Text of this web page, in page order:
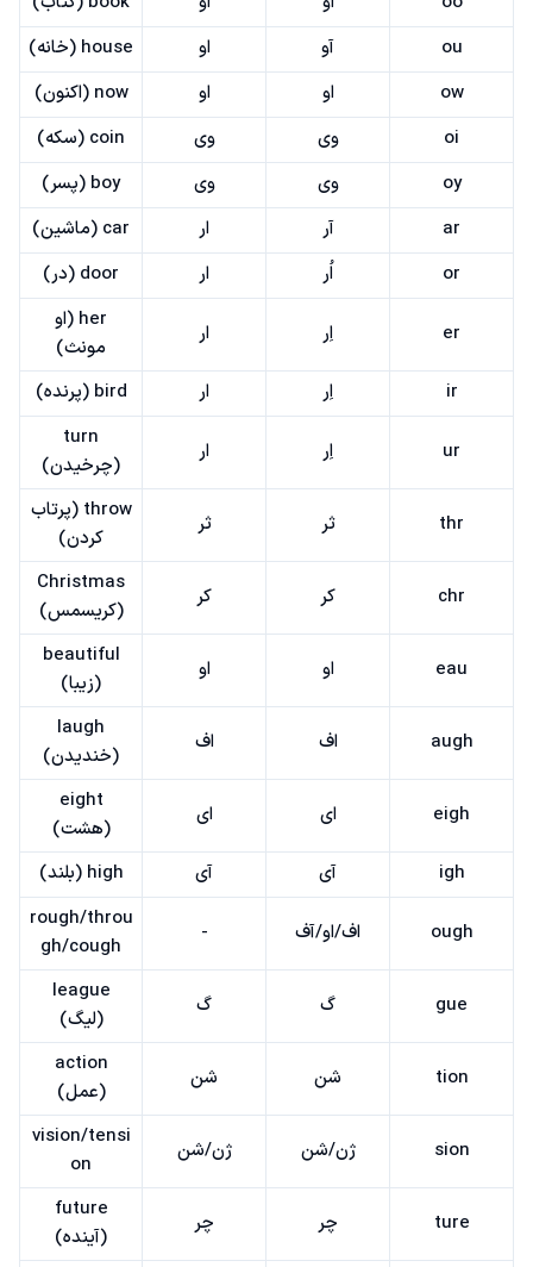
ou
آو او
house (خانه)
ow
او او
now (اکنون)
oi
وی وی
coin (سکه)
oy
وی وی
boy (پسر)
ar
آر ار
car (ماشین)
or
اُر ار door (در)
er اِر ار
her (او
مونث)
ir
اِر ار bird (پرنده)
ur اِر ار
turn
(چرخیدن)
thr ثر ثر
throw (پرتاب
کردن)
chr کر کر
Christmas
(کریسمس)
eau او او
beautiful
(زیبا)
augh اف اف
laugh
(خندیدن)
eigh ای ای
eight
(هشت)
igh
آی آی high (بلند)
ough اف/او/آف -
rough/throu
gh/cough
gue گ گ
league
(لیگ)
tion شن شن
action
(عمل)
sion ژن/شن ژن/شن
vision/tensi
on
ture چر چر
future
(آینده)